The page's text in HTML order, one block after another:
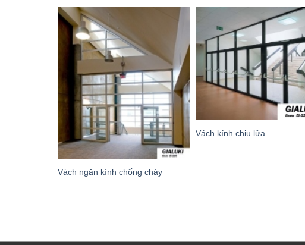
Vách ngăn kính chống cháy
Vách kính chịu lửa